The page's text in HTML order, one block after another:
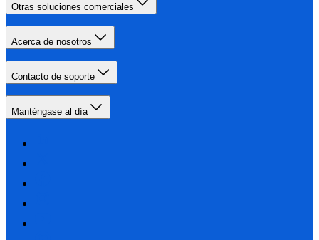
Otras soluciones comerciales
Acerca de nosotros
Contacto de soporte
Manténgase al día